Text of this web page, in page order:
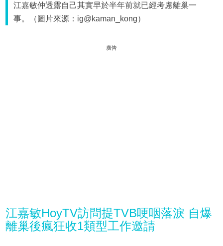
江嘉敏仲透露自己其實早於半年前就已經考慮離巢一
事。（圖片來源：ig@kaman_kong）
廣告
江嘉敏HoyTV訪問提TVB哽咽落淚 自爆
離巢後瘋狂收1類型工作邀請